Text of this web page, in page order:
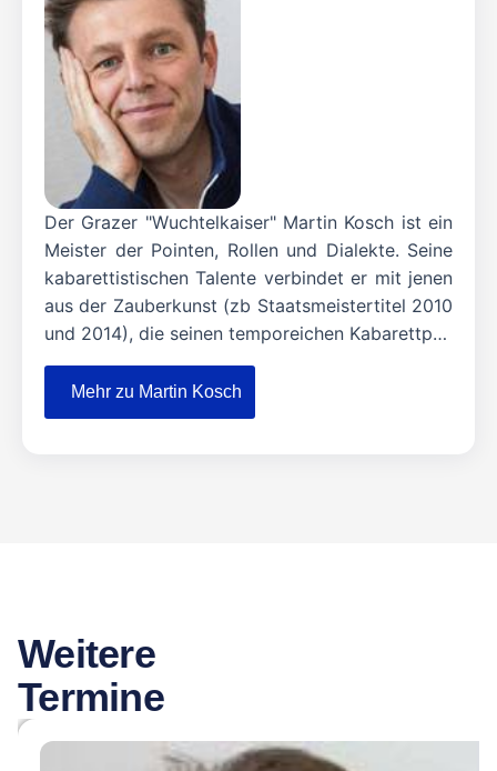
Der Grazer "Wuchtelkaiser" Martin Kosch ist ein
Meister der Pointen, Rollen und Dialekte. Seine
kabarettistischen Talente verbindet er mit jenen
aus der Zauberkunst (zb Staatsmeistertitel 2010
und 2014), die seinen temporeichen Kabarettp…
Mehr zu Martin Kosch
Weitere
Termine